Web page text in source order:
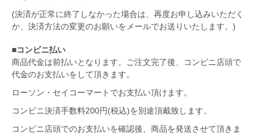
(決済が正常に終了しなかった場合は、再度お申し込みいただく
か、決済方法の変更のお願いをメールでお送りいたします。)
■コンビニ払い
商品代金は前払いとなります。ご注文完了後、コンビニ店頭で
代金のお支払いをして頂きます。
ローソン・セイコーマートでお支払い頂けます。
コンビニ決済手数料200円(税込)を別途頂戴致します。
コンビニ店頭でのお支払いを確認後、商品を発送させて頂きま